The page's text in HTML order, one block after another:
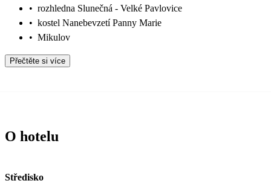
• rozhledna Slunečná - Velké Pavlovice
• kostel Nanebevzetí Panny Marie
• Mikulov
Přečtěte si více
O hotelu
Středisko